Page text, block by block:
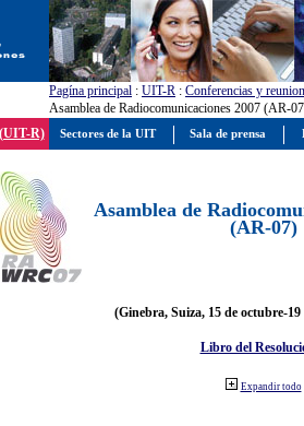
Pagína principal : UIT-R : Conferencias y
Asamblea de Radiocomunicaciones 2007 (AR-
R)
Asamblea de
(AR-07)
(Ginebra, Suiza, 15 de octubre-19
Libro del
Expandir todo
Sectores de la UIT Sala de prensa